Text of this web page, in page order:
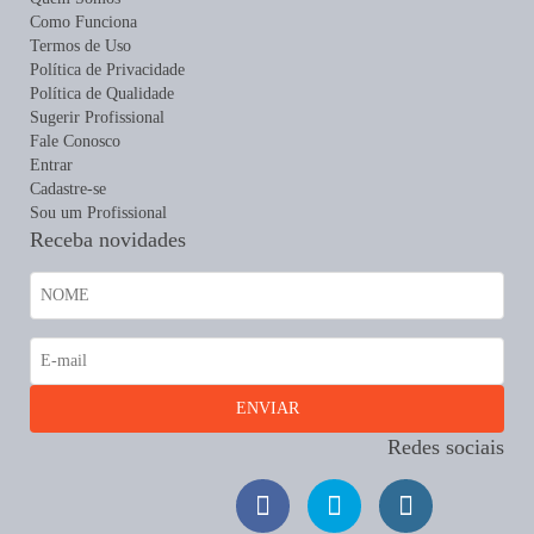
Como Funciona
Termos de Uso
Política de Privacidade
Política de Qualidade
Sugerir Profissional
Fale Conosco
Entrar
Cadastre-se
Sou um Profissional
Receba novidades
Redes sociais